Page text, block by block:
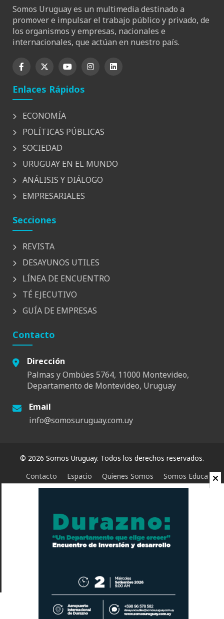
Somos Uruguay es un multimedia destinado a
promover e impulsar el trabajo público y privado, de
los organismos y empresas, nacionales e
internacionales, que actúan en nuestro país.
Enlaces Rápidos
ECONOMÍA
POLÍTICAS PÚBLICAS
SOCIEDAD
URUGUAY EN EL MUNDO
ANÁLISIS Y DIÁLOGO
EMPRESARIALES
Secciones
REVISTA
DESAYUNOS UTILES
LÍNEA DE ENCUENTRO
TÉ EJECUTIVO
GUÍA DE EMPRESAS
Contacto
Dirección
Palmas y Ombúes 5764, 11000 Montevideo,
Departamento de Montevideo, Uruguay
Email
info@somosuruguay.com.uy
© 2026 Somos Uruguay. Todos los derechos reservados.
Contacto
Espacio Quienes Somos Somos Educa